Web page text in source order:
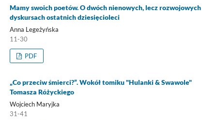
Mamy swoich poetów. O dwóch nienowych, lecz rozwojowych
dyskursach ostatnich dziesięcioleci
Anna Legeżyńska
11-30
PDF
„Co przeciw śmierci?”. Wokół tomiku "Hulanki & Swawole"
Tomasza Różyckiego
Wojciech Maryjka
31-41